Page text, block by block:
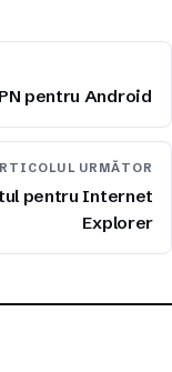
pentru Android
URMĂTOR
pentru Internet
Explorer